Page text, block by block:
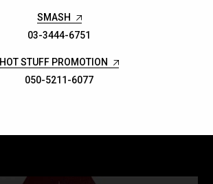
SMASH
03-3444-6751
HOT STUFF PROMOTION
050-5211-6077